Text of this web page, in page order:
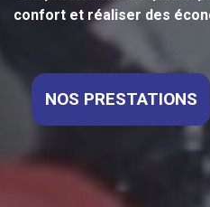
confort et réaliser des
NOS PRESTATIONS